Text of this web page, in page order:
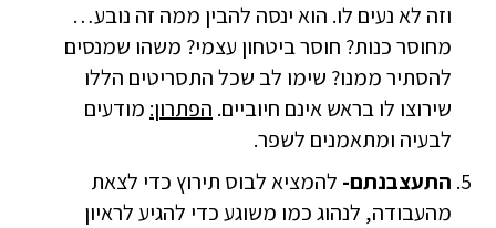
וזה לא נעים לו. הוא ינסה להבין ממה זה נובע…
מחוסר כנות? חוסר ביטחון עצמי? משהו שמנסים
להסתיר ממנו? שימו לב שכל התסריטים הללו
שירוצו לו בראש אינם חיוביים. הפתרון: מודעים
לבעיה ומתאמנים לשפר.
התעצבנתם- להמציא לבוס תירוץ כדי לצאת
מהעבודה, לנהוג כמו משוגע כדי להגיע לראיון